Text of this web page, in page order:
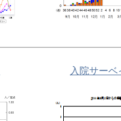
入院サー